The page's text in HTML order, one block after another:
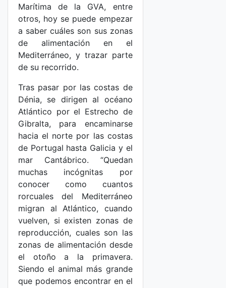
Marítima de la GVA, entre
otros, hoy se puede empezar
a saber cuáles son sus zonas
de alimentación en el
Mediterráneo, y trazar parte
de su recorrido.
Tras pasar por las costas de
Dénia, se dirigen al océano
Atlántico por el Estrecho de
Gibralta, para encaminarse
hacia el norte por las costas
de Portugal hasta Galicia y el
mar Cantábrico. “Quedan
muchas incógnitas por
conocer como cuantos
rorcuales del Mediterráneo
migran al Atlántico, cuando
vuelven, si existen zonas de
reproducción, cuales son las
zonas de alimentación desde
el otoño a la primavera.
Siendo el animal más grande
que podemos encontrar en el